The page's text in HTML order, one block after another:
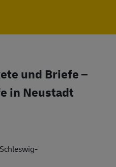
und Briefe –
in Neustadt